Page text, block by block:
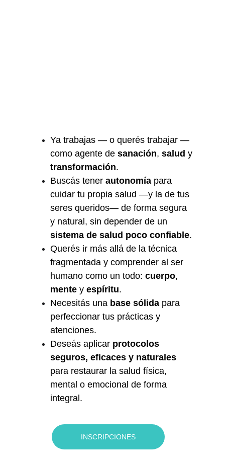
Ya trabajas — o querés trabajar —
como agente de sanación, salud y
transformación.
Buscás tener autonomía para
cuidar tu propia salud —y la de tus
seres queridos— de forma segura
y natural, sin depender de un
sistema de salud poco confiable.
Querés ir más allá de la técnica
fragmentada y comprender al ser
humano como un todo: cuerpo,
mente y espíritu.
Necesitás una base sólida para
perfeccionar tus prácticas y
atenciones.
Deseás aplicar protocolos
seguros, eficaces y naturales
para restaurar la salud física,
mental o emocional de forma
integral.
INSCRIPCIONES